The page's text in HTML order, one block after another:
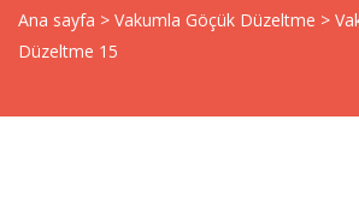
Ana sayfa > Vakumla Göçük Düzeltme >
Düzeltme 15